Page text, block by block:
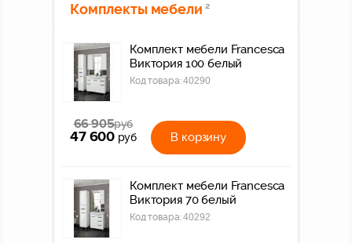
Комплекты мебели 2
Комплект мебели Francesca
Виктория 100 белый
Код товара:40290
66 905руб
47 600 руб В корзину
Комплект мебели Francesca
Виктория 70 белый
Код товара:40292